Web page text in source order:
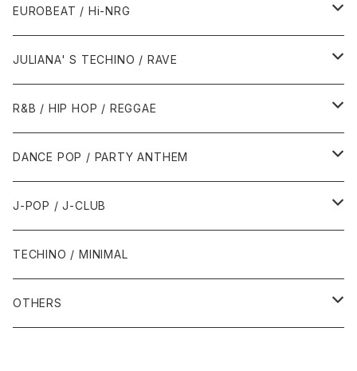
1987年・以前
1988年
1990年代
1990年
1991年
1995年
1996年
2000年代
2000年
2001年
2005年
2010年代
2010年
2011年
1990年代
1994年・以前
1995年
1999年
2000年代
2000年
2001年
2005年
EUROBEAT / Hi-NRG
1980年代
1986年・以前
1987年
1990年代
1990年
1991年
2000年代
JULIANA' S TECHINO / RAVE
1990年代
1990年
1991年
2000年代
2000年
2001年
R&B / HIP HOP / REGGAE
1980年代
1985年・以前
1986年
1990年代
1990年
1991年
2000年代
2000年
DANCE POP / PARTY ANTHEM
1980年代
1988年・以前
1989年
1990年代
1990年
2000年代
J-POP / J-CLUB
1980年代
1990年代
TECHINO / MINIMAL
OTHERS